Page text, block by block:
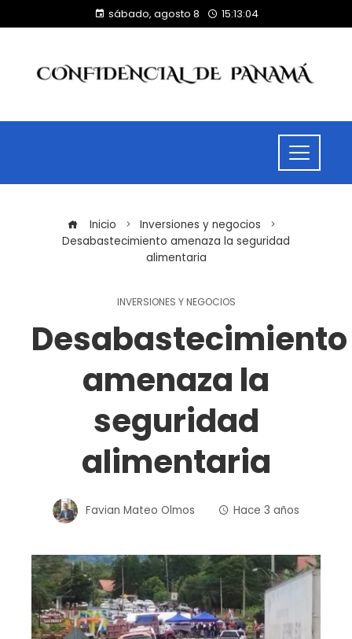
sábado, agosto 8 15:13:04
Inicio
Inversiones y negocios
Desabastecimiento amenaza la seguridad
alimentaria
INVERSIONES Y NEGOCIOS
Desabastecimiento
amenaza la
seguridad
alimentaria
Favian Mateo Olmos Hace 3 años